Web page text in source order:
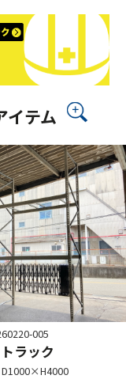
イテム
005
ラック